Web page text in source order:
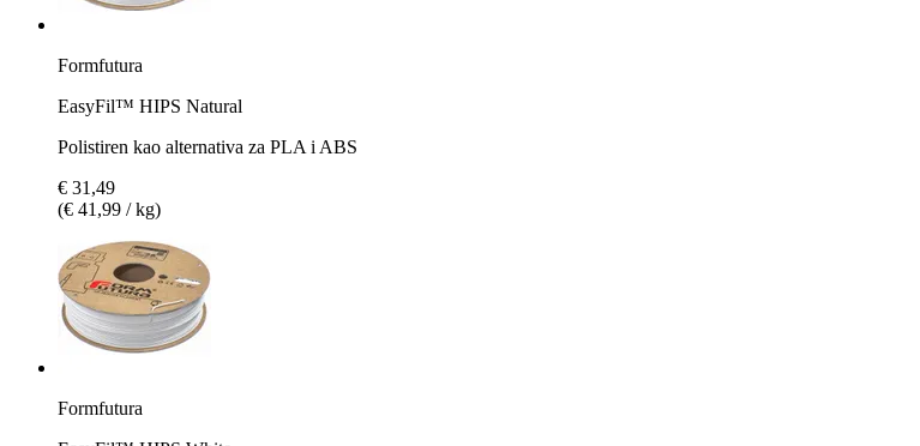
Formfutura
EasyFil™ HIPS Natural
Polistiren kao alternativa za PLA i ABS
€ 31,49
(€ 41,99 / kg)
Formfutura